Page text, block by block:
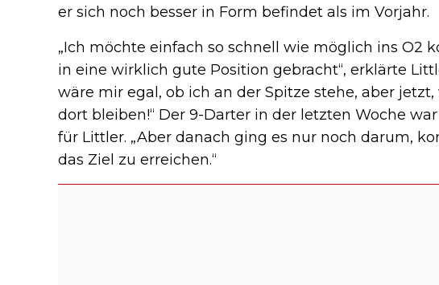
er sich noch besser in Form befindet als im Vorjahr.
„Ich möchte einfach so schnell wie möglich ins O2
in eine wirklich gute Position gebracht“, erklärte
wäre mir egal, ob ich an der Spitze stehe, aber
dort bleiben!“ Der 9-Darter in der letzten Woche
für Littler. „Aber danach ging es nur noch darum,
das Ziel zu erreichen.“